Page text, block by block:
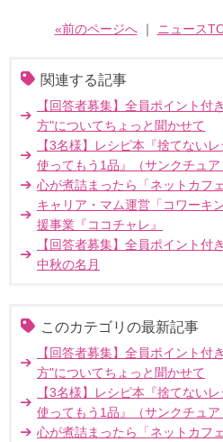
«前のページへ｜ ニュース
関連する記事
【回答者募集】全員ポイント付
方"についてちょっと聞かせて
【3名様】レシピ本『捨てない
使ってもう1品』（サンクチュア
心が煮詰まったら「ネットカフ
キャリア・マム運営「コワーキ
援事業『ココチャレ』
【回答者募集】全員ポイント付
中秋の名月
このカテゴリの最新記事
【回答者募集】全員ポイント付
方"についてちょっと聞かせて
【3名様】レシピ本『捨てない
使ってもう1品』（サンクチュア
心が煮詰まったら「ネットカフ